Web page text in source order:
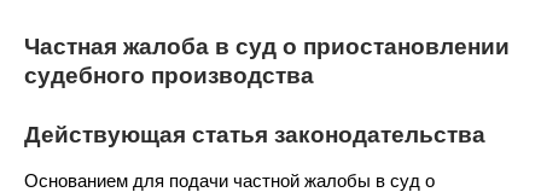
Частная жалоба в суд о приостановлении
судебного производства
Действующая статья законодательства
Основанием для подачи частной жалобы в суд о